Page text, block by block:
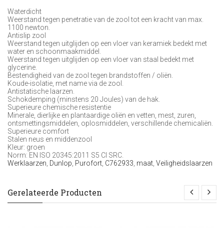
Waterdicht
Weerstand tegen penetratie van de zool tot een kracht van max.
1100 newton.
Antislip zool
Weerstand tegen uitglijden op een vloer van keramiek bedekt met
water en schoonmaakmiddel.
Weerstand tegen uitglijden op een vloer van staal bedekt met
glycerine.
Bestendigheid van de zool tegen brandstoffen / oliën.
Koude-isolatie, met name via de zool.
Antistatische laarzen.
Schokdemping (minstens 20 Joules) van de hak.
Superieure chemische resistentie
Minerale, dierlijke en plantaardige oliën en vetten, mest, zuren,
ontsmettingsmiddelen, oplosmiddelen, verschillende chemicaliën.
Superieure comfort
Stalen neus en middenzool
Kleur: groen
Norm: EN ISO 20345:2011 S5 CI SRC.
Werklaarzen Dunlop Purofort C762933 maat Veiligheidslaarzen
Gerelateerde Producten